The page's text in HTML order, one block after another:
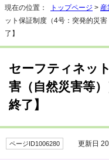
現在の位置： トップページ > 産
ット保証制度（4号：突発的災
了】
セーフティネッ
害（自然災害等
終了】
ページID1006280 更新日